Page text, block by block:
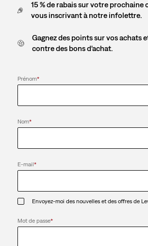
15 % de rabais sur votre prochaine
vous inscrivant à notre infolettre.
Gagnez des points sur vos achats
contre des bons d'achat.
Prénom*
Nom*
E-mail*
Envoyez-moi des nouvelles et des offres de
Mot de passe*